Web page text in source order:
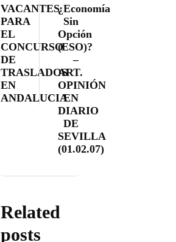
VACANTES
PARA
EL
CONCURSO
DE
TRASLADOS
EN
ANDALUCIA
¿Economía
Sin
Opción
(ESO)?
–
ART.
OPINIÓN
EN
DIARIO
DE
SEVILLA
(01.02.07)
Related
posts